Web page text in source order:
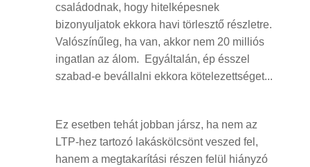
családodnak, hogy hitelképesnek
bizonyuljatok ekkora havi törlesztő részletre.
Valószínűleg, ha van, akkor nem 20 milliós
ingatlan az álom. Egyáltalán, ép ésszel
szabad-e bevállalni ekkora kötelezettséget...
Ez esetben tehát jobban jársz, ha nem az
LTP-hez tartozó lakáskölcsönt veszed fel,
hanem a megtakarítási részen felül hiányzó